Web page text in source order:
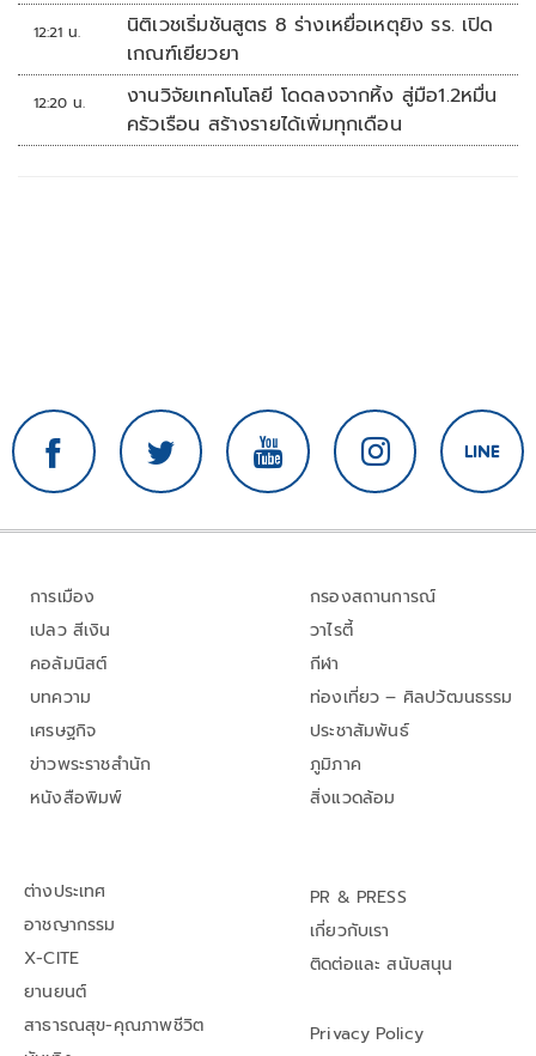
12:21 น.
นิติเวชเริ่มชันสูตร 8 ร่างเหยื่อเหตุยิง รร. เปิด
เกณฑ์เยียวยา
12:20 น.
งานวิจัยเทคโนโลยี โดดลงจากหิ้ง สู่มือ1.2หมื่น
ครัวเรือน สร้างรายได้เพิ่มทุกเดือน
การเมือง
เปลว สีเงิน
คอลัมนิสต์
บทความ
เศรษฐกิจ
ข่าวพระราชสำนัก
หนังสือพิมพ์
กรองสถานการณ์
วาไรตี้
กีฬา
ท่องเที่ยว – ศิลปวัฒนธรรม
ประชาสัมพันธ์
ภูมิภาค
สิ่งแวดล้อม
ต่างประเทศ
อาชญากรรม
X-CITE
ยานยนต์
สาธารณสุข-คุณภาพชีวิต
PR & PRESS
เกี่ยวกับเรา
ติดต่อและ สนับสนุน
Privacy Policy